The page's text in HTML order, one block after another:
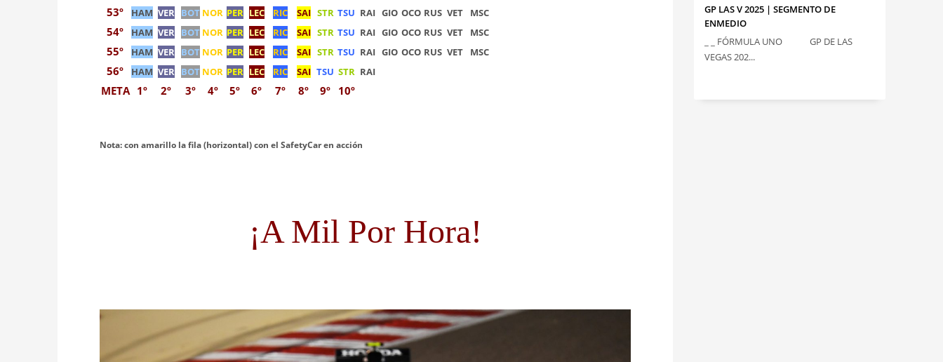
53º HAM VER BOT NOR PER LEC RIC SAI STR TSU RAI GIO OCO RUS VET MSC
54º HAM VER BOT NOR PER LEC RIC SAI STR TSU RAI GIO OCO RUS VET MSC
55º HAM VER BOT NOR PER LEC RIC SAI STR TSU RAI GIO OCO RUS VET MSC
56º HAM VER BOT NOR PER LEC RIC SAI TSU STR RAI
META 1º 2º 3º 4º 5º 6º 7º 8º 9º 10º
Nota: con amarillo la fila (horizontal) con el SafetyCar en acción
¡A Mil Por Hora!
GP LAS V 2025 | SEGMENTO DE
ENMEDIO
_ _ FÓRMULA UNO GP DE LAS
VEGAS 202...